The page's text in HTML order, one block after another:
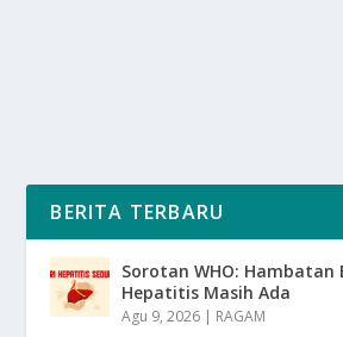
BERITA TERBARU
Sorotan WHO: Hambatan
Hepatitis Masih Ada
Agu 9, 2026 | RAGAM